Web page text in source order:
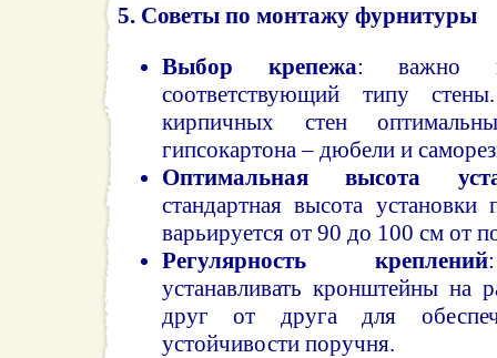
5. Советы по монтажу фурнитуры
Выбор крепежа: важно
соответствующий типу
кирпичных стен
гипсокартона – дюбели и
Оптимальная высота
стандартная высота установки
варьируется от 90 до 100 см от
Регулярность креплений
устанавливать кронштейны на
друг от друга для
устойчивости поручня.